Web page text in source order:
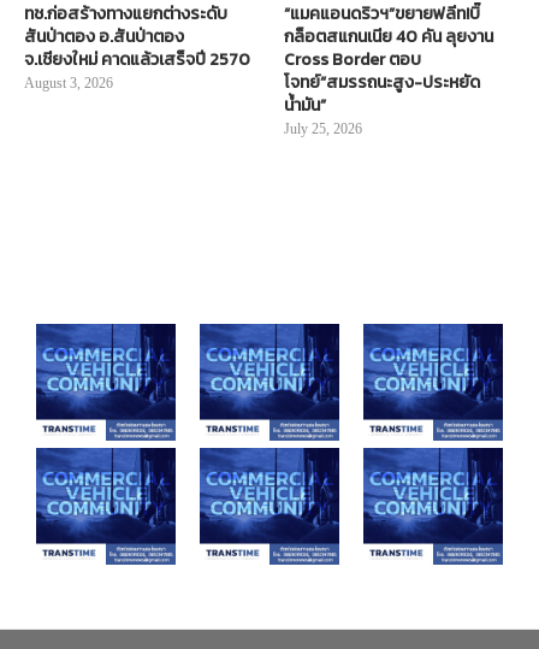
ทช.ก่อสร้างทางแยกต่างระดับ
สันป่าตอง อ.สันป่าตอง
จ.เชียงใหม่ คาดแล้วเสร็จปี 2570
August 3, 2026
“แมคแอนดริวฯ”ขยายฟลีท!บิ๊
กล็อตสแกนเนีย 40 คัน ลุยงาน
Cross Border ตอบ
โจทย์“สมรรถนะสูง-ประหยัด
น้ำมัน”
July 25, 2026